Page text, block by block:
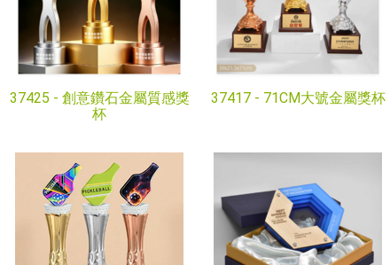
37425 - 創意鑽石金屬質感獎
杯
37417 - 71CM大號金屬獎杯